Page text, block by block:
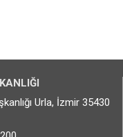
Urla, İzmir 35430